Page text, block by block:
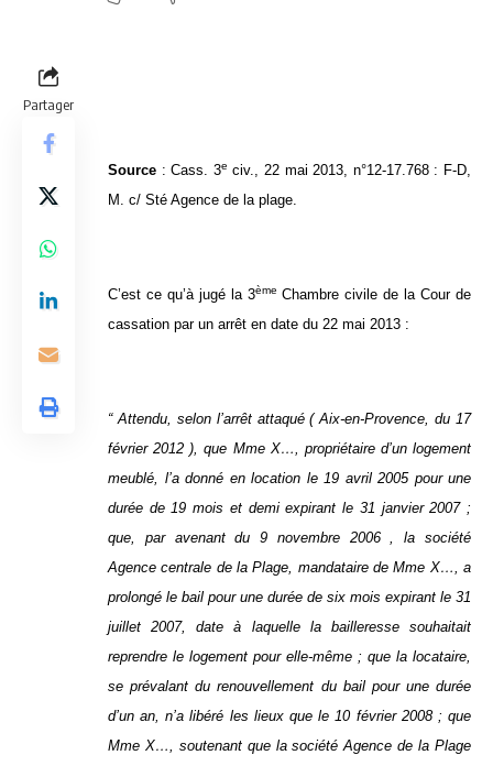
Partager
Source : Cass. 3e civ., 22 mai 2013, n°12-17.768 : F-D,
M. c/ Sté Agence de la plage.
C’est ce qu’à jugé la 3ème Chambre civile de la Cour de
cassation par un arrêt en date du 22 mai 2013 :
“ Attendu, selon l’arrêt attaqué ( Aix-en-Provence, du 17
février 2012 ), que Mme X…, propriétaire d’un logement
meublé, l’a donné en location le 19 avril 2005 pour une
durée de 19 mois et demi expirant le 31 janvier 2007 ;
que, par avenant du 9 novembre 2006 , la société
Agence centrale de la Plage, mandataire de Mme X…, a
prolongé le bail pour une durée de six mois expirant le 31
juillet 2007, date à laquelle la bailleresse souhaitait
reprendre le logement pour elle-même ; que la locataire,
se prévalant du renouvellement du bail pour une durée
d’un an, n’a libéré les lieux que le 10 février 2008 ; que
Mme X…, soutenant que la société Agence de la Plage